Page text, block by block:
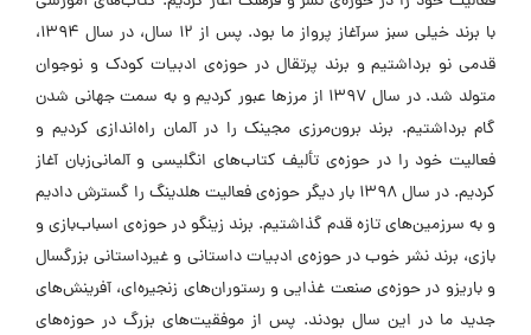
با برند خیلی سبز سرآغاز پرواز ما بود. پس از ۱۲ سال، در سال ۱۳۹۴،
قدمی نو برداشتیم و برند پرتقال در حوزه‌ی ادبیات کودک و نوجوان
متولد شد. در سال ۱۳۹۷ از مرزها عبور کردیم و به سمت جهانی شدن
گام برداشتیم. برند برون‌مرزی مجینک را در آلمان راه‌اندازی کردیم و
فعالیت خود را در حوزه‌ی تألیف کتاب‌های انگلیسی و آلمانی‌زبان آغاز
کردیم. در سال ۱۳۹۸ بار دیگر حوزه‌ی فعالیت هلدینگ را گسترش دادیم
و به سرزمین‌های تازه قدم گذاشتیم. برند زینگو در حوزه‌ی اسباب‌بازی و
بازی، برند نشر خوب در حوزه‌ی ادبیات داستانی و غیرداستانی بزرگسال
و باریزو در حوزه‌ی صنعت غذایی و رستوران‌های زنجیره‌ای، آفرینش‌های
جدید ما در این سال بودند. پس از موفقیت‌های بزرگ در حوزه‌های